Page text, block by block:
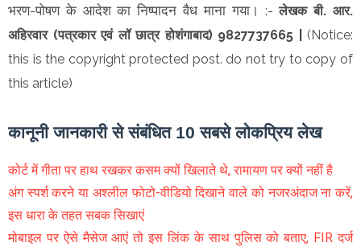
भरण-पोषण के आदेश का निष्पादन वैध माना गया। :-लेखकबी. आर.
अहिरवार (पत्रकार एवं लॉ छात्र होशंगाबाद) 9827737665 | (Notice:
this is the copyright protected post. do not try to copy of
this article)
कानूनी जानकारी से संबंधित 10 सबसे लोकप्रिय लेख
कोर्ट में गीता पर हाथ रखकर कसम क्यों खिलाते थे, रामायण पर क्यों नहीं है
अंग स्पर्श करने या अश्लील फोटो-वीडियो दिखाने वाले को नजरअंदाज ना करें,
इस धारा के तहत सबक सिखाएं
मोबाइल पर ऐसे मैसेज आएं तो इस लिंक के साथ पुलिस को बताए, FIR दर्ज